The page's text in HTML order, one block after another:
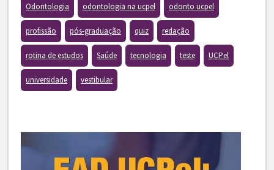
Odontologia odontologia na ucpel odonto ucpel
profissão pós-graduação quiz redação
rotina de estudos Saúde tecnologia teste UCPel
universidade vestibular